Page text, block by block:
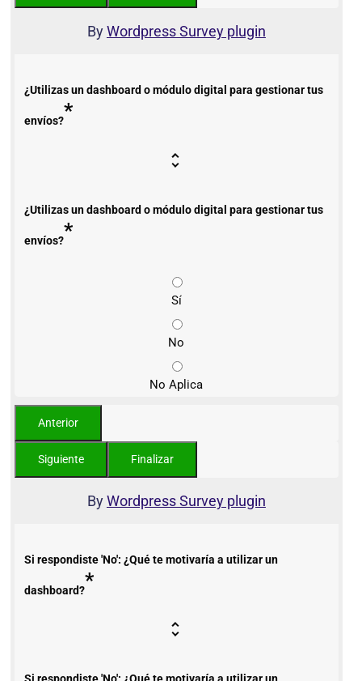
ByWordpress Survey plugin
¿Utilizas un dashboard o módulo digital para gestionar tus
envíos?*
¿Utilizas un dashboard o módulo digital para gestionar tus
envíos?*
Sí
No
No Aplica
ByWordpress Survey plugin
Si respondiste 'No': ¿Qué te motivaría a utilizar un
dashboard?*